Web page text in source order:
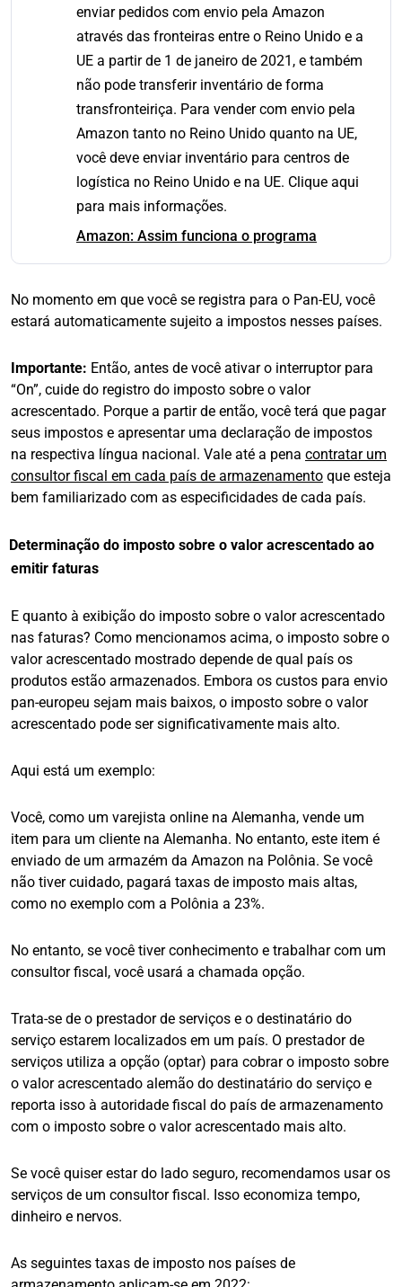
enviar pedidos com envio pela Amazon
através das fronteiras entre o Reino Unido e a
UE a partir de 1 de janeiro de 2021, e também
não pode transferir inventário de forma
transfronteiriça. Para vender com envio pela
Amazon tanto no Reino Unido quanto na UE,
você deve enviar inventário para centros de
logística no Reino Unido e na UE. Clique aqui
para mais informações.
Amazon: Assim funciona o programa
No momento em que você se registra para o Pan-EU, você
estará automaticamente sujeito a impostos nesses países.
Importante: Então, antes de você ativar o interruptor para
“On”, cuide do registro do imposto sobre o valor
acrescentado. Porque a partir de então, você terá que pagar
seus impostos e apresentar uma declaração de impostos
na respectiva língua nacional. Vale até a pena contratar um
consultor fiscal em cada país de armazenamento que esteja
bem familiarizado com as especificidades de cada país.
Determinação do imposto sobre o valor acrescentado ao
emitir faturas
E quanto à exibição do imposto sobre o valor acrescentado
nas faturas? Como mencionamos acima, o imposto sobre o
valor acrescentado mostrado depende de qual país os
produtos estão armazenados. Embora os custos para envio
pan-europeu sejam mais baixos, o imposto sobre o valor
acrescentado pode ser significativamente mais alto.
Aqui está um exemplo:
Você, como um varejista online na Alemanha, vende um
item para um cliente na Alemanha. No entanto, este item é
enviado de um armazém da Amazon na Polônia. Se você
não tiver cuidado, pagará taxas de imposto mais altas,
como no exemplo com a Polônia a 23%.
No entanto, se você tiver conhecimento e trabalhar com um
consultor fiscal, você usará a chamada opção.
Trata-se de o prestador de serviços e o destinatário do
serviço estarem localizados em um país. O prestador de
serviços utiliza a opção (optar) para cobrar o imposto sobre
o valor acrescentado alemão do destinatário do serviço e
reporta isso à autoridade fiscal do país de armazenamento
com o imposto sobre o valor acrescentado mais alto.
Se você quiser estar do lado seguro, recomendamos usar os
serviços de um consultor fiscal. Isso economiza tempo,
dinheiro e nervos.
As seguintes taxas de imposto nos países de